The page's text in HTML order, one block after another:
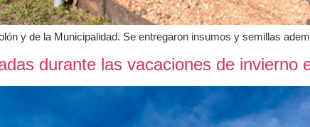
y de la Municipalidad. Se entregaron insumos y semillas
durante las vacaciones de invierno